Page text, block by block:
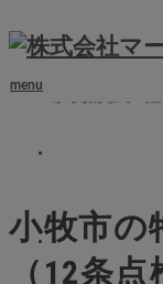
menu
ブログ
小牧市, 消防設備
小牧市の特定建
小牧市の
（12条